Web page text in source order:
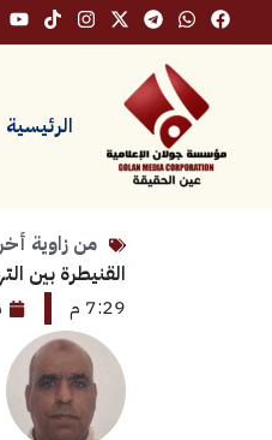
تخطي
إلى
الرئيسية
من زاوية
القنيطرة بين
7:29 م